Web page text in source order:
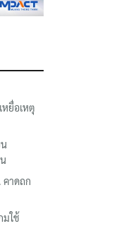
หยื่อเหตุ
คาดถก
มใช้